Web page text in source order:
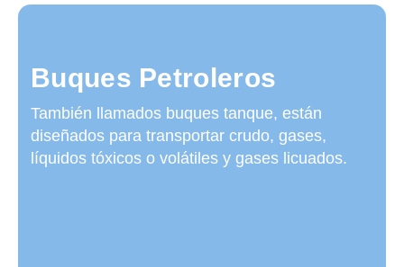
Buques Petroleros
También llamados buques tanque, están
diseñados para transportar crudo, gases,
líquidos tóxicos o volátiles y gases licuados.